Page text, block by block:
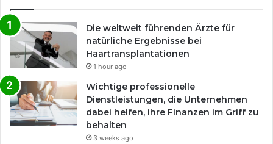
Die weltweit führenden Ärzte für
natürliche Ergebnisse bei
Haartransplantationen
1 hour ago
Wichtige professionelle
Dienstleistungen, die Unternehmen
dabei helfen, ihre Finanzen im Griff zu
behalten
3 weeks ago